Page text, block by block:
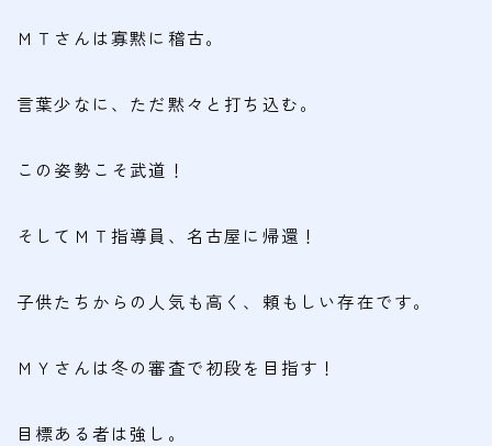
ＭＴさんは寡黙に稽古。
言葉少なに、ただ黙々と打ち込む。
この姿勢こそ武道！
そしてＭＴ指導員、名古屋に帰還！
子供たちからの人気も高く、頼もしい存在です。
ＭＹさんは冬の審査で初段を目指す！
目標ある者は強し。